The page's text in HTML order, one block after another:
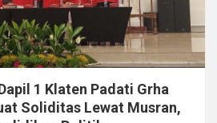
1 Klaten Padati Grha
Soliditas Lewat Musran,